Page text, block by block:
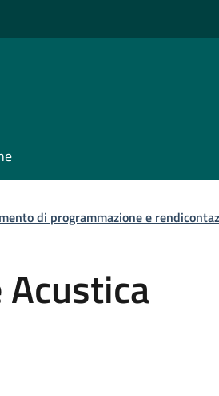
di programmazione e